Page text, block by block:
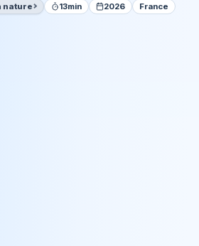
nature 13min 2026 France